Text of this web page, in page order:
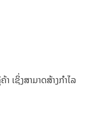
ຊິ່ງສາມາດສ້າງກຳໄລ